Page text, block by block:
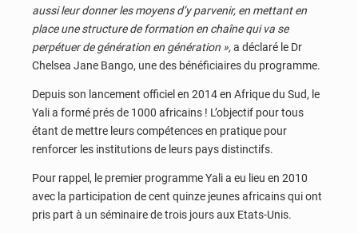
aussi leur donner les moyens d’y parvenir, en mettant en
place une structure de formation en chaîne qui va se
perpétuer de génération en génération »,a déclaré le Dr
Chelsea Jane Bango, une des bénéficiaires du programme.
Depuis son lancement officiel en 2014 en Afrique du Sud, le
Yali a formé prés de 1000 africains ! L’objectif pour tous
étant de mettre leurs compétences en pratique pour
renforcer les institutions de leurs pays distinctifs.
Pour rappel, le premier programme Yali a eu lieu en 2010
avec la participation de cent quinze jeunes africains qui ont
pris part à un séminaire de trois jours aux Etats-Unis.